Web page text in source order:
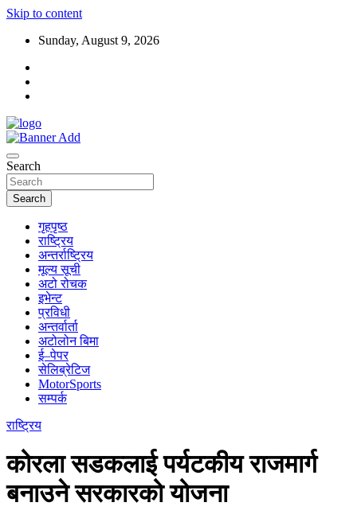
Skip to content
Sunday, August 9, 2026
Search
Search
गृहपृष्ठ
राष्ट्रिय
अन्तर्राष्ट्रिय
मूल्य सूची
अटो रोचक
इभेन्ट
प्रविधी
अन्तर्वार्ता
अटोलोन बिमा
ई–पेपर
सेलिब्रेटिज
MotorSports
सम्पर्क
राष्ट्रिय
कोरला सडकलाई पर्यटकीय राजमार्ग
बनाउने सरकारको योजना